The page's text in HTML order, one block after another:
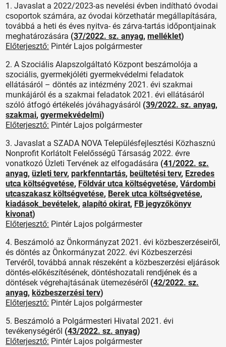
1. Javaslat a 2022/2023-as nevelési évben indítható óvodai
csoportok számára, az óvodai körzethatár megállapítására,
továbbá a heti és éves nyitva- és zárva-tartás időpontjainak
meghatározására (37/2022. sz. anyag,melléklet)
Előterjesztő: Pintér Lajos polgármester
2. A Szociális Alapszolgáltató Központ beszámolója a
szociális, gyermekjóléti gyermekvédelmi feladatok
ellátásáról – döntés az intézmény 2021. évi szakmai
munkájáról és a szakmai feladatok 2021. évi ellátásáról
szóló átfogó értékelés jóváhagyásáról (39/2022. sz. anyag,
szakmai,gyermekvédelmi)
Előterjesztő: Pintér Lajos polgármester
3. Javaslat a SZADA NOVA Településfejlesztési Közhasznú
Nonprofit Korlátolt Felelősségű Társaság 2022. évre
vonatkozó Üzleti Tervének az elfogadására (41/2022. sz.
anyag,üzleti terv,parkfenntartás,beültetési terv, Ezredes
utca költségvetése, Földvár utca költségvetése,Várdombi
utcaszakasz költségvetése, Berek utca költségvetése,
kiadások_bevételek,alapító okirat, FB jegyzőkönyv
kivonat)
Előterjesztő: Pintér Lajos polgármester
4. Beszámoló az Önkormányzat 2021. évi közbeszerzéseiről,
és döntés az Önkormányzat 2022. évi Közbeszerzési
Tervéről, továbbá annak részeként a közbeszerzési eljárások
döntés-előkészítésének, döntéshozatali rendjének és a
döntések végrehajtásának ütemezéséről (42/2022. sz.
anyag,közbeszerzési terv)
Előterjesztő: Pintér Lajos polgármester
5. Beszámoló a Polgármesteri Hivatal 2021. évi
tevékenységéről (43/2022. sz. anyag)
Előterjesztő: Pintér Lajos polgármester